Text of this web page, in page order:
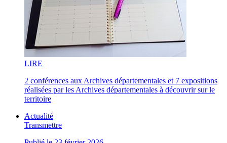
LIRE
2 conférences aux Archives départementales et 7 expositions
réalisées par les Archives départementales à découvrir sur le
territoire
Actualité
Transmettre